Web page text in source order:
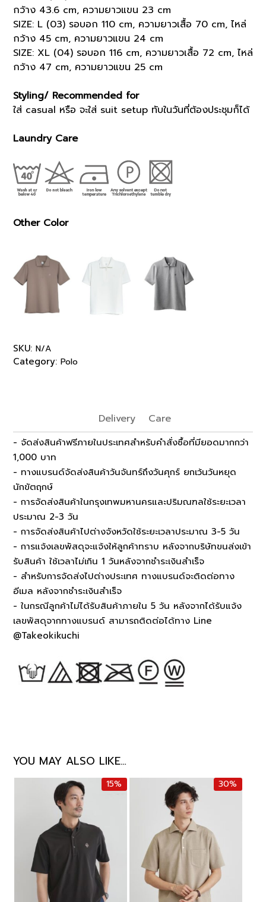
กว้าง 43.6 cm, ความยาวแขน 23 cm
SIZE: L (03) รอบอก 110 cm, ความยาวเสื้อ 70 cm, ไหล่
กว้าง 45 cm, ความยาวแขน 24 cm
SIZE: XL (04) รอบอก 116 cm, ความยาวเสื้อ 72 cm, ไหล่
กว้าง 47 cm, ความยาวแขน 25 cm
Styling/ Recommended for
ใส่ casual หรือ จะใส่ suit setup ทับในวันที่ต้องประชุมก็ได้
Laundry Care
Other Color
SKU: N/A
Category: Polo
Delivery Care
- จัดส่งสินค้าฟรีภายในประเทศสำหรับคำสั่งซื้อที่มียอดมากกว่า
1,000 บาท
- ทางแบรนด์จัดส่งสินค้าวันจันทร์ถึงวันศุกร์ ยกเว้นวันหยุด
นักขัตฤกษ์
- การจัดส่งสินค้าในกรุงเทพมหานครและปริมณฑลใช้ระยะเวลา
ประมาณ 2-3 วัน
- การจัดส่งสินค้าไปต่างจังหวัดใช้ระยะเวลาประมาณ 3-5 วัน
- การแจ้งเลขพัสดุจะแจ้งให้ลูกค้าทราบ หลังจากบริษัทขนส่งเข้า
รับสินค้า ใช้เวลาไม่เกิน 1 วันหลังจากชำระเงินสำเร็จ
- สำหรับการจัดส่งไปต่างประเทศ ทางแบรนด์จะติดต่อทาง
อีเมล หลังจากชำระเงินสำเร็จ
- ในกรณีลูกค้าไม่ได้รับสินค้าภายใน 5 วัน หลังจากได้รับแจ้ง
เลขพัสดุจากทางแบรนด์ สามารถติดต่อได้ทาง Line
@Takeokikuchi
YOU MAY ALSO LIKE…
15% 30%